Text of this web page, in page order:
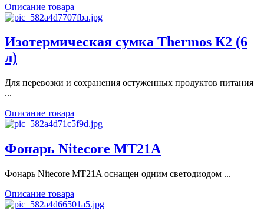
Описание товара
Изотермическая сумка Thermos К2 (6
л)
Для перевозки и сохранения остуженных продуктов питания
...
Описание товара
Фонарь Nitecore MT21A
Фонарь Nitecore MT21A оснащен одним светодиодом ...
Описание товара